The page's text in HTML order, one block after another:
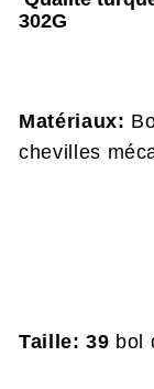
302G
Matériaux:
chevilles
Taille: 39 bol